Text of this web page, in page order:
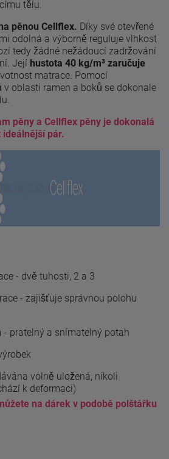
tělu.
pěnou Cellflex. Díky své otevřené
odolná a výborně reguluje vlhkost
tedy žádné nežádoucí zadržování
Její hustota 40 kg/m³ zaručuje
matrace. Pomocí
v oblasti ramen a boků se dokonale
pěny a Cellflex pěny je dokonalá
pár.
- dvě tuhosti, 2 a 3
- zajišťuje správnou polohu
pratelný a snímatelný potah
volně uložená, nikoli
k deformaci)
na dárek v podobě polštářku